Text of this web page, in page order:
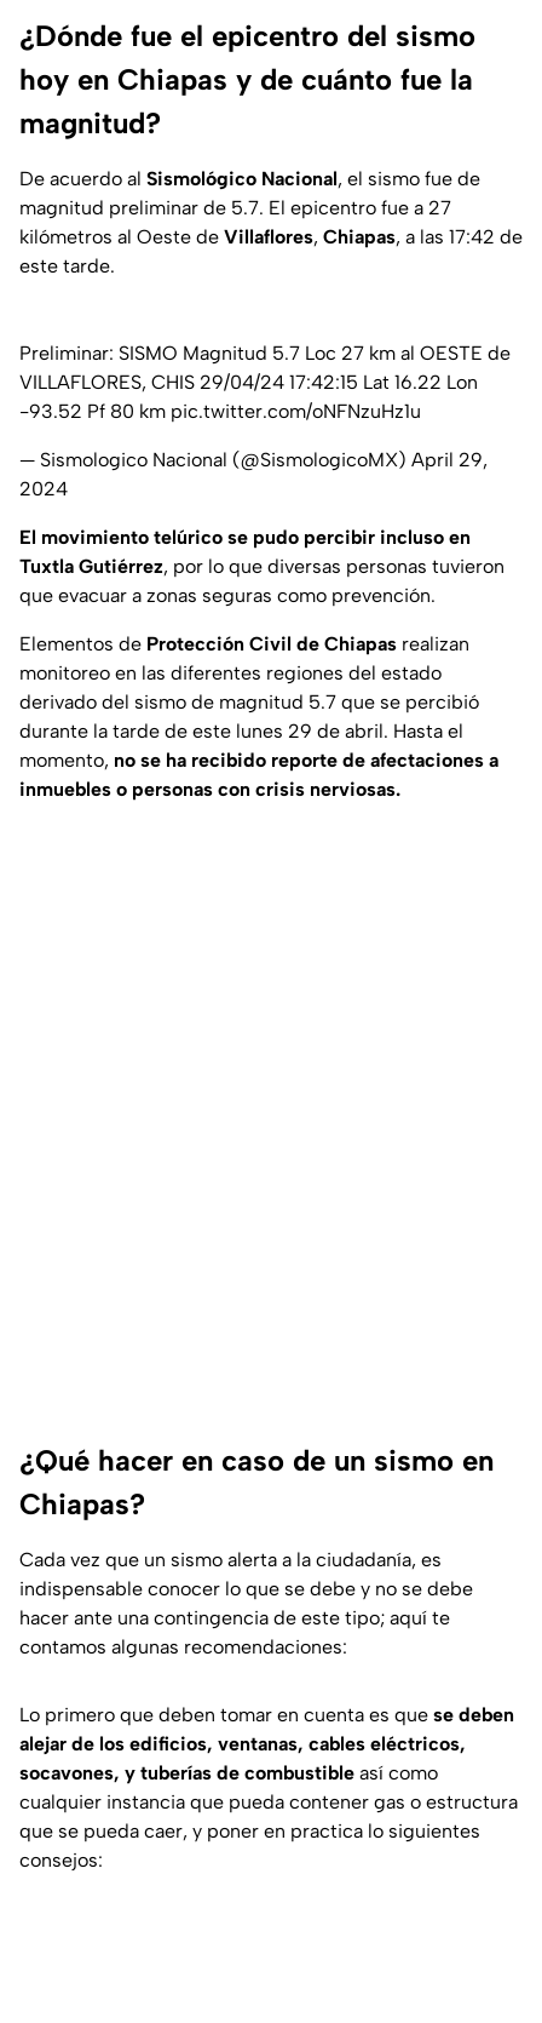
¿Dónde fue el epicentro del sismo
hoy en Chiapas y de cuánto fue la
magnitud?
De acuerdo al Sismológico Nacional, el sismo fue de
magnitud preliminar de 5.7. El epicentro fue a 27
kilómetros al Oeste de Villaflores, Chiapas, a las 17:42 de
este tarde.
Preliminar: SISMO Magnitud 5.7 Loc 27 km al OESTE de
VILLAFLORES, CHIS 29/04/24 17:42:15 Lat 16.22 Lon
-93.52 Pf 80 km pic.twitter.com/oNFNzuHz1u
— Sismologico Nacional (@SismologicoMX) April 29,
2024
El movimiento telúrico se pudo percibir incluso en
Tuxtla Gutiérrez, por lo que diversas personas tuvieron
que evacuar a zonas seguras como prevención.
Elementos de Protección Civil de Chiapas realizan
monitoreo en las diferentes regiones del estado
derivado del sismo de magnitud 5.7 que se percibió
durante la tarde de este lunes 29 de abril. Hasta el
momento, no se ha recibido reporte de afectaciones a
inmuebles o personas con crisis nerviosas.
¿Qué hacer en caso de un sismo en
Chiapas?
Cada vez que un sismo alerta a la ciudadanía, es
indispensable conocer lo que se debe y no se debe
hacer ante una contingencia de este tipo; aquí te
contamos algunas recomendaciones:
Lo primero que deben tomar en cuenta es que se deben
alejar de los edificios, ventanas, cables eléctricos,
socavones, y tuberías de combustible así como
cualquier instancia que pueda contener gas o estructura
que se pueda caer, y poner en practica lo siguientes
consejos: